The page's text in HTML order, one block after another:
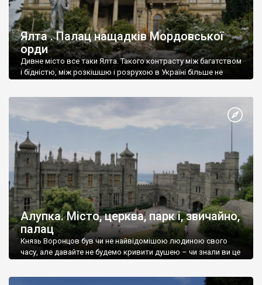
Ялта . Палац нащадків Мордовської
орди
Дивне місто все таки Ялта. Такого контрасту між багатством
і бідністю, між розкішшю і розрухою в Україні більше не
Алупка. Місто, церква, парк і, звичайно,
палац
Князь Воронцов був чи не найвідомішою людиною свого
часу, але давайте не будемо кривити душею – чи знали ви це